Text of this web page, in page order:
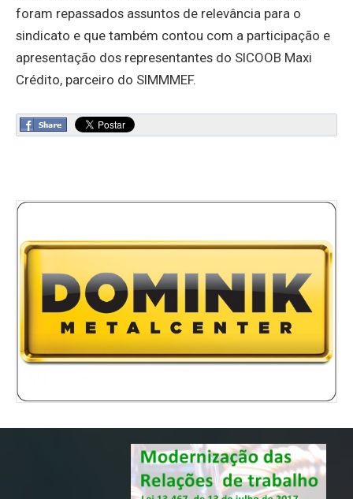
foram repassados assuntos de relevância para o
sindicato e que também contou com a participação e
apresentação dos representantes do SICOOB Maxi
Crédito, parceiro do SIMMMEF.